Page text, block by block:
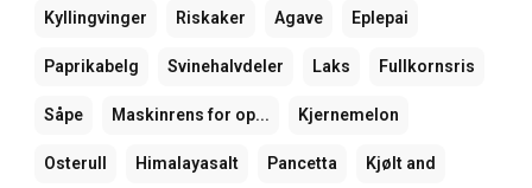
Kyllingvinger Riskaker Agave Eplepai
Paprikabelg Svinehalvdeler Laks Fullkornsris
Såpe Maskinrens for op... Kjernemelon
Osterull Himalayasalt Pancetta Kjølt and